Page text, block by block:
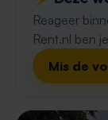
Reageer
Rent.nl ben
Mis de